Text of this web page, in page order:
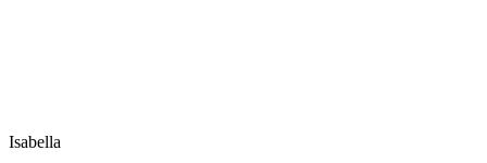
Isabella